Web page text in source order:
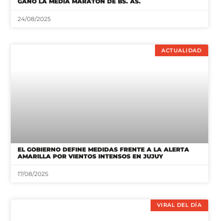
24/08/2025
ACTUALIDAD
EL GOBIERNO DEFINE MEDIDAS FRENTE A LA ALERTA
AMARILLA POR VIENTOS INTENSOS EN JUJUY
17/08/2025
VIRAL DEL DÍA